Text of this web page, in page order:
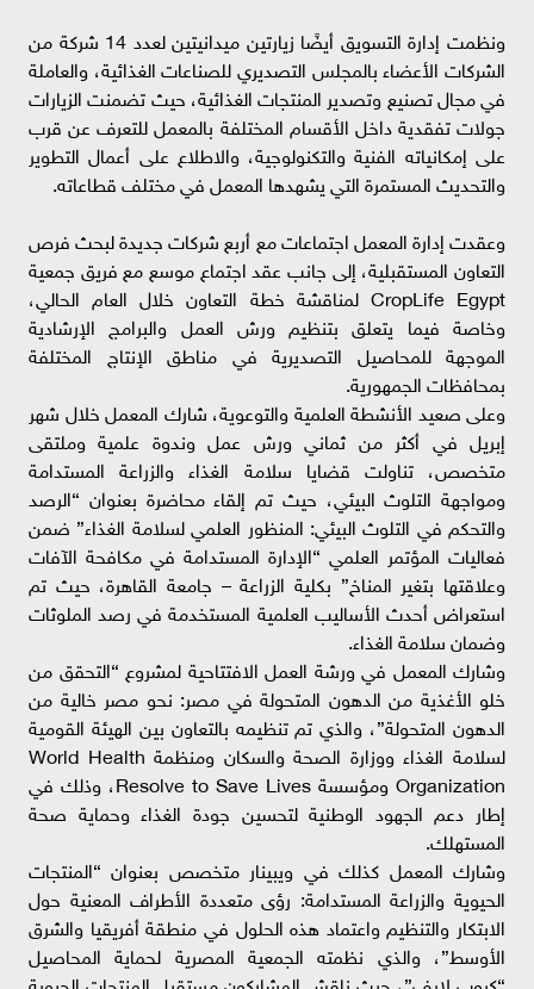
ونظمت إدارة التسويق أيضًا زيارتين ميدانيتين لعدد 14 شركة من
الشركات الأعضاء بالمجلس التصديري للصناعات الغذائية، والعاملة
في مجال تصنيع وتصدير المنتجات الغذائية، حيث تضمنت الزيارات
جولات تفقدية داخل الأقسام المختلفة بالمعمل للتعرف عن قرب
على إمكانياته الفنية والتكنولوجية، والاطلاع على أعمال التطوير
والتحديث المستمرة التي يشهدها المعمل في مختلف قطاعاته.
وعقدت إدارة المعمل اجتماعات مع أربع شركات جديدة لبحث فرص
التعاون المستقبلية، إلى جانب عقد اجتماع موسع مع فريق جمعية
CropLife Egypt لمناقشة خطة التعاون خلال العام الحالي،
وخاصة فيما يتعلق بتنظيم ورش العمل والبرامج الإرشادية
الموجهة للمحاصيل التصديرية في مناطق الإنتاج المختلفة
بمحافظات الجمهورية.
وعلى صعيد الأنشطة العلمية والتوعوية، شارك المعمل خلال شهر
إبريل في أكثر من ثماني ورش عمل وندوة علمية وملتقى
متخصص، تناولت قضايا سلامة الغذاء والزراعة المستدامة
ومواجهة التلوث البيئي، حيث تم إلقاء محاضرة بعنوان “الرصد
والتحكم في التلوث البيئي: المنظور العلمي لسلامة الغذاء” ضمن
فعاليات المؤتمر العلمي “الإدارة المستدامة في مكافحة الآفات
وعلاقتها بتغير المناخ” بكلية الزراعة – جامعة القاهرة، حيث تم
استعراض أحدث الأساليب العلمية المستخدمة في رصد الملوثات
وضمان سلامة الغذاء.
وشارك المعمل في ورشة العمل الافتتاحية لمشروع “التحقق من
خلو الأغذية من الدهون المتحولة في مصر: نحو مصر خالية من
الدهون المتحولة”، والذي تم تنظيمه بالتعاون بين الهيئة القومية
لسلامة الغذاء ووزارة الصحة والسكان ومنظمة World Health
Organization ومؤسسة Resolve to Save Lives، وذلك في
إطار دعم الجهود الوطنية لتحسين جودة الغذاء وحماية صحة
المستهلك.
وشارك المعمل كذلك في ويبينار متخصص بعنوان “المنتجات
الحيوية والزراعة المستدامة: رؤى متعددة الأطراف المعنية حول
الابتكار والتنظيم واعتماد هذه الحلول في منطقة أفريقيا والشرق
الأوسط”، والذي نظمته الجمعية المصرية لحماية المحاصيل